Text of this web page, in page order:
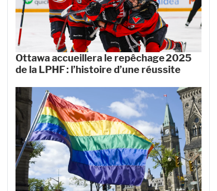
Ottawa accueillera le repêchage 2025
de la LPHF : l’histoire d’une réussite